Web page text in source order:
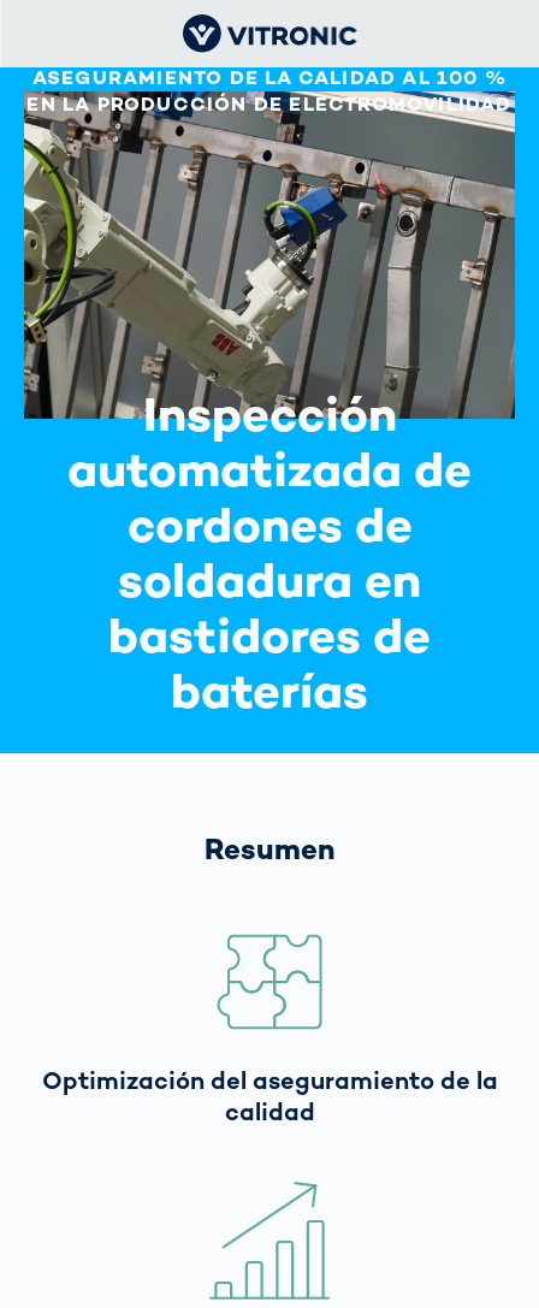
ASEGURAMIENTO DE LA CALIDAD AL 100 %
EN LA PRODUCCIÓN DE ELECTROMOVILIDAD
Inspección
automatizada de
cordones de
soldadura en
bastidores de
baterías
Resumen
Optimización del aseguramiento de la
calidad